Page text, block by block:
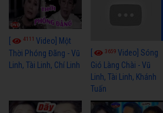
4111 Video] Một
Thời Phóng Đãng - Vũ
Linh, Tài Linh, Chí Linh
3659Video] Sóng
Gió Làng Chài - Vũ
Linh, Tài Linh, Khánh
Tuấn